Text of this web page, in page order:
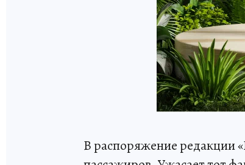
В распоряжение редакции